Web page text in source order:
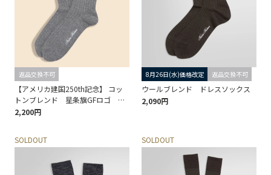
返品交換不可
【アメリカ建国250th記念】 コッ
トンブレンド 星条旗GFロゴ ク
ルーソックス
2,200円
8月26日(水)価格改定 返品交換不可
ウールブレンド ドレスソックス
2,090円
SOLDOUT SOLDOUT